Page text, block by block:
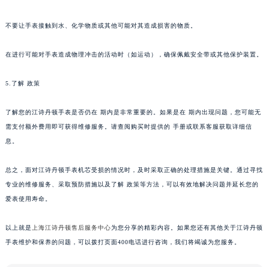
不要让手表接触到水、化学物质或其他可能对其造成损害的物质。
在进行可能对手表造成物理冲击的活动时（如运动），确保佩戴安全带或其他保护装置。
5.了解 政策
了解您的江诗丹顿手表是否仍在 期内是非常重要的。如果是在 期内出现问题，您可能无
需支付额外费用即可获得维修服务。请查阅购买时提供的 手册或联系客服获取详细信
息。
总之，面对江诗丹顿手表机芯受损的情况时，及时采取正确的处理措施是关键。通过寻找
专业的维修服务、采取预防措施以及了解 政策等方法，可以有效地解决问题并延长您的
爱表使用寿命。
以上就是上海江诗丹顿售后服务中心为您分享的精彩内容。如果您还有其他关于江诗丹顿
手表维护和保养的问题，可以拨打页面400电话进行咨询，我们将竭诚为您服务。